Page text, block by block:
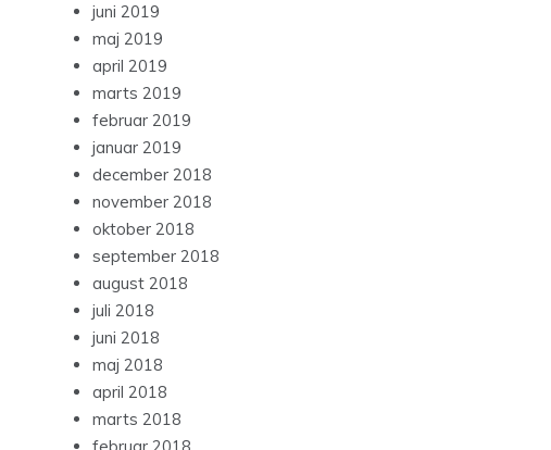
juni 2019
maj 2019
april 2019
marts 2019
februar 2019
januar 2019
december 2018
november 2018
oktober 2018
september 2018
august 2018
juli 2018
juni 2018
maj 2018
april 2018
marts 2018